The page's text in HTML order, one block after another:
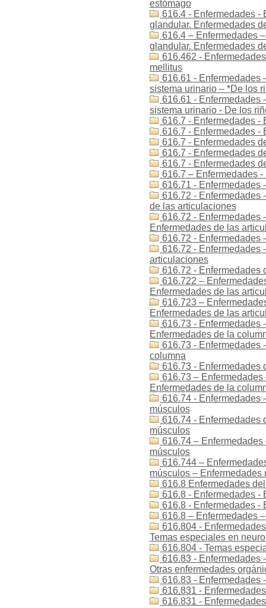
estómago
616.4 - Enfermedades -
glandular. Enfermedades
616.4 – Enfermedades
glandular. Enfermedades
616.462 -
mellitus
616.61 - Enfermedades
sistema urinario – *De los
616.61 - Enfermedades
sistema urinario - De los
616.7 - Enfermedades -
616.7 - Enfermedades -
616.7 - Enfermedades
616.7 - Enfermedades
616.7 - Enfermedades
616.7 – Enfermedades
616.71 - Enfermedades
616.72 - Enfermedades
de las articulaciones
616.72 - Enfermedades
Enfermedades de las
616.72 - Enfermedades
616.72 - Enfermedades
articulaciones
616.72 - Enfermedades
616.722 –
Enfermedades de las
616.723 –
Enfermedades de las
616.73 - Enfermedades
Enfermedades de la
616.73 - Enfermedades
columna
616.73 - Enfermedades
616.73 –
Enfermedades de la
616.74 - Enfermedades
músculos
616.74 - Enfermedades
músculos
616.74 –
músculos
616.744 –
músculos – Enfermedades
616.8 Enfermedades
616.8 - Enfermedades -
616.8 - Enfermedades -
616.8 – Enfermedades
616.804 -
Temas especiales en
616.804 - Temas
616.83 - Enfermedades
Otras enfermedades
616.83 - Enfermedades
616.831 -
616.831 -